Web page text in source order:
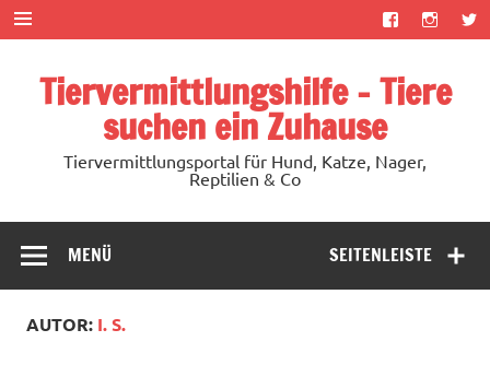
Zum
Inhalt
springen
Tiervermittlungshilfe – Tiere
suchen ein Zuhause
Tiervermittlungsportal für Hund, Katze, Nager,
Reptilien & Co
SEITENLEISTE
MENÜ
AUTOR: I. S.